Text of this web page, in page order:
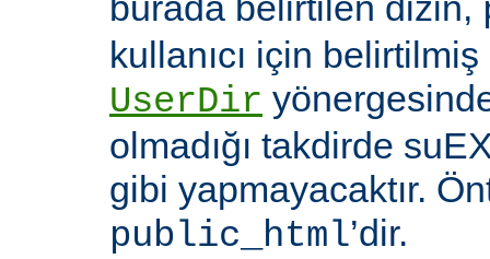
kullanıcı için
UserDir
olmadığı takdirde
gibi yapmayacaktır.
public_html’dir.